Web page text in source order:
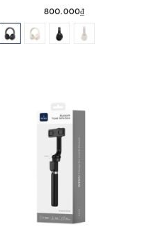
800.000₫